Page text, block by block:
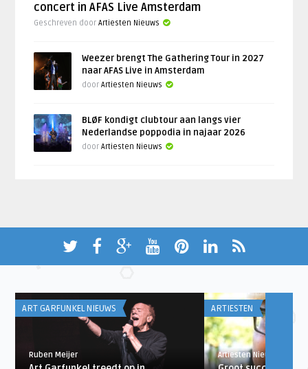
concert in AFAS Live Amsterdam
Geschreven doorArtiesten Nieuws
Weezer brengt The Gathering Tour in 2027
naar AFAS Live in Amsterdam
doorArtiesten Nieuws
BLØF kondigt clubtour aan langs vier
Nederlandse poppodia in najaar 2026
doorArtiesten Nieuws
ART GARFUNKEL NIEUWS
Ruben Meijer
ARTIESTEN
Artiesten Nieuws